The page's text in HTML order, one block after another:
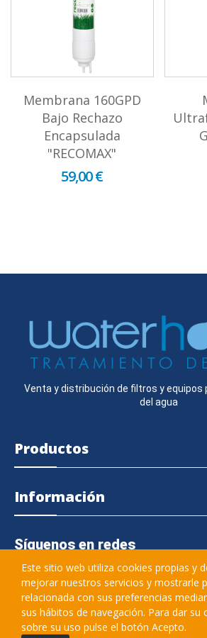
Membrana 160GPD
Bajo Rechazo
Encapsulada
"RECOMAX"
59,00 €
Venta y distribución de filtros y
del agua
Productos
Información
Síguenos en redes
645 364 457
Este sitio web utiliza cookies propias y
mejorar nuestros servicios y mostrarle
relacionada con sus preferencias
sus hábitos de navegación. Para dar su
sobre su uso pulse el botón Acepto.